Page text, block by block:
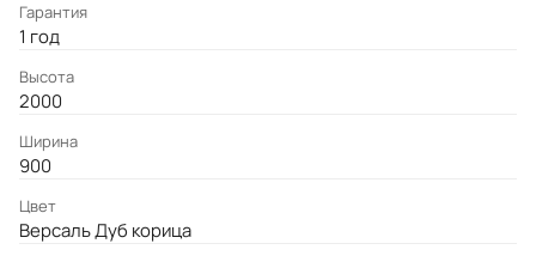
Гарантия
1 год
Высота
2000
Ширина
900
Цвет
Версаль Дуб корица